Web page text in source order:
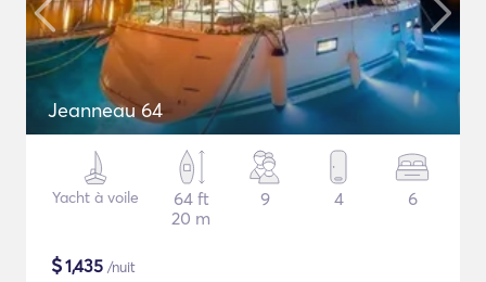
Jeanneau 64
Yacht à voile
64 ft
20 m
9 4 6
$1,435 /nuit